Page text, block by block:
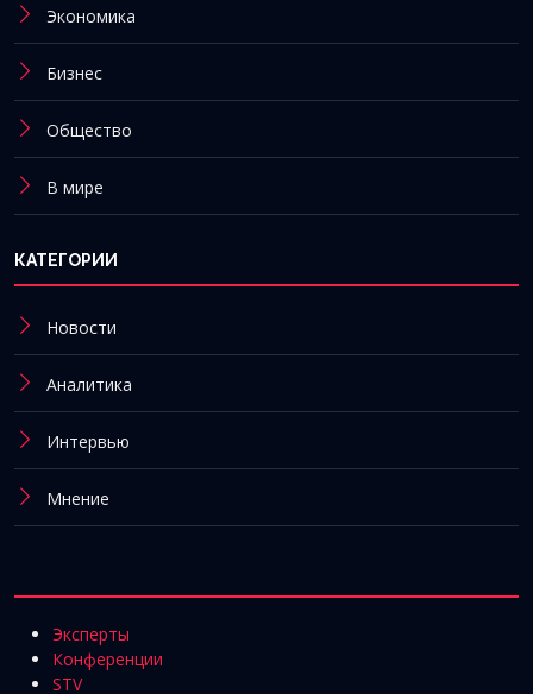
Экономика
Бизнес
Общество
В мире
КАТЕГОРИИ
Новости
Аналитика
Интервью
Мнение
Эксперты
Конференции
STV